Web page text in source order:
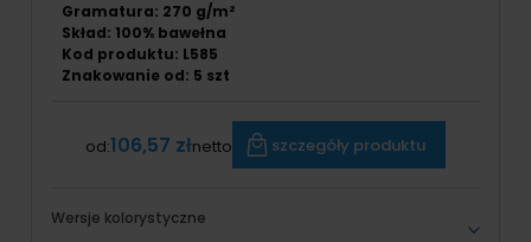
Gramatura: 270 g/m²
Skład: 100% bawełna
Kod produktu: L585
Znakowanie od: 5 szt
od:106,57 złnetto szczegóły produktu
Wersje kolorystyczne